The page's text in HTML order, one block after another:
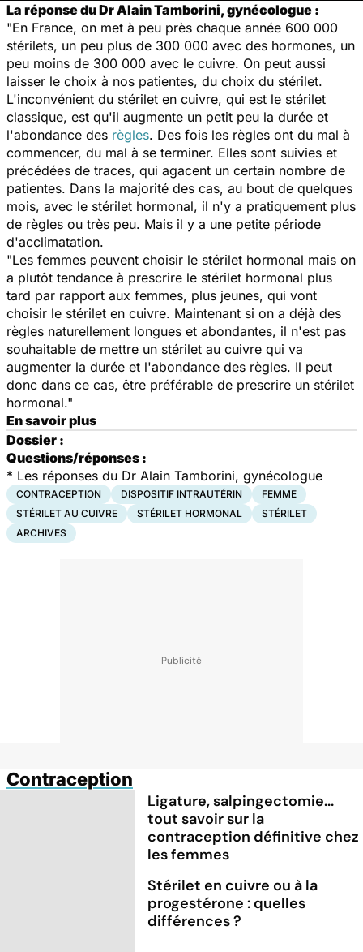
La réponse du Dr Alain Tamborini, gynécologue :
"En France, on met à peu près chaque année 600 000
stérilets, un peu plus de 300 000 avec des hormones, un
peu moins de 300 000 avec le cuivre. On peut aussi
laisser le choix à nos patientes, du choix du stérilet.
L'inconvénient du stérilet en cuivre, qui est le stérilet
classique, est qu'il augmente un petit peu la durée et
l'abondance des règles. Des fois les règles ont du mal à
commencer, du mal à se terminer. Elles sont suivies et
précédées de traces, qui agacent un certain nombre de
patientes. Dans la majorité des cas, au bout de quelques
mois, avec le stérilet hormonal, il n'y a pratiquement plus
de règles ou très peu. Mais il y a une petite période
d'acclimatation.
"Les femmes peuvent choisir le stérilet hormonal mais on
a plutôt tendance à prescrire le stérilet hormonal plus
tard par rapport aux femmes, plus jeunes, qui vont
choisir le stérilet en cuivre. Maintenant si on a déjà des
règles naturellement longues et abondantes, il n'est pas
souhaitable de mettre un stérilet au cuivre qui va
augmenter la durée et l'abondance des règles. Il peut
donc dans ce cas, être préférable de prescrire un stérilet
hormonal."
En savoir plus
Dossier :
Questions/réponses :
* Les réponses du Dr Alain Tamborini, gynécologue
CONTRACEPTION DISPOSITIF INTRAUTÉRIN
FEMME
STÉRILET AU CUIVRE
STÉRILET HORMONAL
STÉRILET
ARCHIVES
Contraception
Ligature, salpingectomie...
tout savoir sur la
contraception définitive chez
les femmes
Stérilet en cuivre ou à la
progestérone : quelles
différences ?